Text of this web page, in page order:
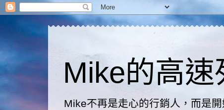
Mike的高
Mike不再是走心的行銷人，而是